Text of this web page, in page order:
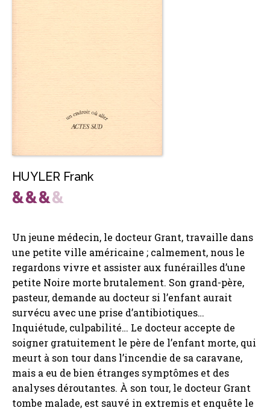
HUYLER Frank
Un jeune médecin, le docteur Grant, travaille dans
une petite ville américaine ; calmement, nous le
regardons vivre et assister aux funérailles d’une
petite Noire morte brutalement. Son grand-père,
pasteur, demande au docteur si l’enfant aurait
survécu avec une prise d’antibiotiques…
Inquiétude, culpabilité… Le docteur accepte de
soigner gratuitement le père de l’enfant morte, qui
meurt à son tour dans l’incendie de sa caravane,
mais a eu de bien étranges symptômes et des
analyses déroutantes. À son tour, le docteur Grant
tombe malade, est sauvé in extremis et enquête le